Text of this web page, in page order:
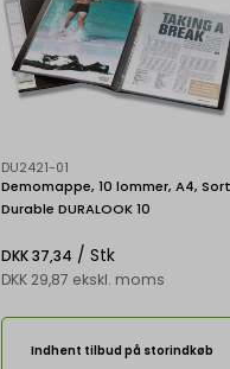
DU2421-01
Demomappe, 10 lommer, A4,
Durable DURALOOK 10
DKK 37,34 / Stk
DKK 29,87 ekskl. moms
Indhent tilbud på storindkøb